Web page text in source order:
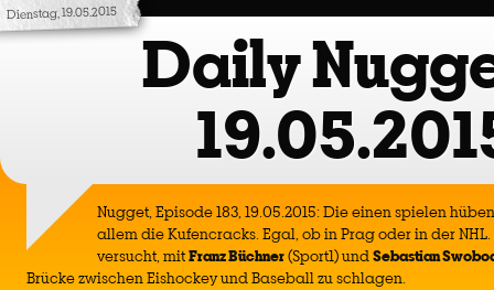
Dienstag, 19.05.2015
Daily
Nugget, Episode 183, 19.05.2015: Die einen spielen
allem die Kufencracks. Egal, ob in Prag oder in der NHL.
versucht, mitFranz Büchner(Sport1) undSebastian
Brücke zwischen Eishockey und Baseball zu schlagen.